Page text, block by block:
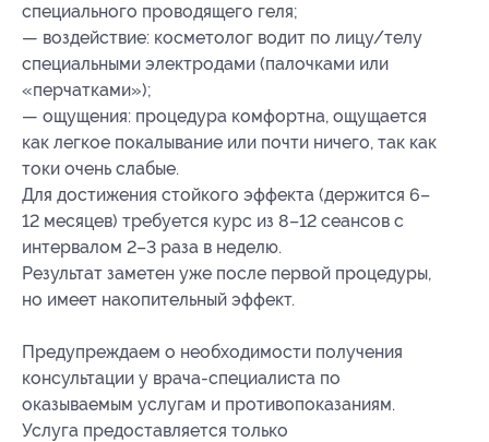
специального проводящего геля;
— воздействие: косметолог водит по лицу/телу
специальными электродами (палочками или
«перчатками»);
— ощущения: процедура комфортна, ощущается
как легкое покалывание или почти ничего, так как
токи очень слабые.
Для достижения стойкого эффекта (держится 6–
12 месяцев) требуется курс из 8–12 сеансов с
интервалом 2–3 раза в неделю.
Результат заметен уже после первой процедуры,
но имеет накопительный эффект.
Предупреждаем о необходимости получения
консультации у врача-специалиста по
оказываемым услугам и противопоказаниям.
Услуга предоставляется только